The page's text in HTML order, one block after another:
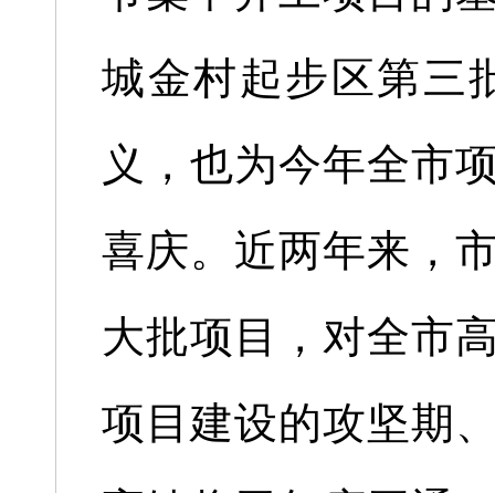
城金村起步区第三
义，也为今年全市
喜庆。近两年来，
大批项目，对全市
项目建设的攻坚期